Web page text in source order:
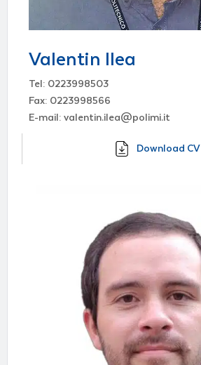
Valentin Ilea
Tel: 0223998503
Fax: 0223998566
E-mail: valentin.ilea@polimi.it
Download CV